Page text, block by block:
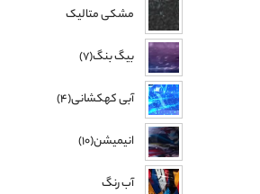
مشکی متالیک
بیگ بنگ(7)
آبی کهکشانی(4)
انیمیشن(10)
آب رنگ